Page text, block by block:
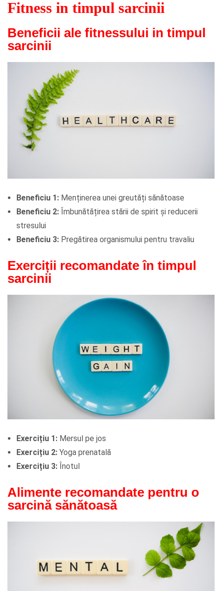
Fitness in timpul sarcinii
Beneficii ale fitnessului in timpul
sarcinii
Beneficiu 1: Menținerea unei greutăți sănătoase
Beneficiu 2: Îmbunătățirea stării de spirit și reducerii
stresului
Beneficiu 3: Pregătirea organismului pentru travaliu
Exerciții recomandate în timpul
sarcinii
Exercițiu 1: Mersul pe jos
Exercițiu 2: Yoga prenatală
Exercițiu 3: Înotul
Alimente recomandate pentru o
sarcină sănătoasă